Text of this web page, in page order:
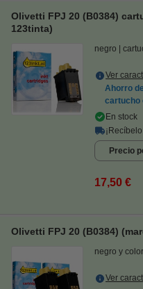
Olivetti FPJ 20 (B0384)
123tinta)
negro
Ver
Ahorro
cartucho
En stock
Precio
17,50 €
Olivetti FPJ 20 (B0384)
negro y color
Ver